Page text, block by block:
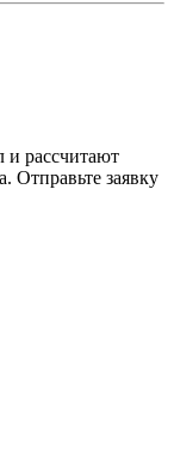
и рассчитают
Отправьте заявку